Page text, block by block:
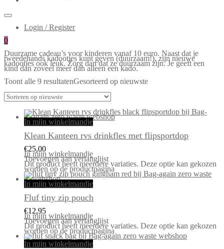
Login / Register
0
Duurzame cadeau’s voor kinderen vanaf 10 euro. Naast dat je
tweedehands kadootjes kunt geven (duurzaam!), zijn nieuwe
kadootjes ook leuk. Zorg dan dat ze duurzaam zijn. Je geeft een
kind dan zoveel meer dan alleen een kado.
Toont alle 9 resultatenGesorteerd op nieuwste
In mijn winkelmandje
Klean Kanteen rvs drinkfles met flipsportdop
€25,00
In mijn winkelmandje
Toevoegen aan verlanglijst
Dit product heeft meerdere variaties. Deze optie kan gekozen
worden op de productpagina
In mijn winkelmandje
Fluf tiny zip pouch
€12,95
In mijn winkelmandje
Toevoegen aan verlanglijst
Dit product heeft meerdere variaties. Deze optie kan gekozen
worden op de productpagina
In mijn winkelmandje